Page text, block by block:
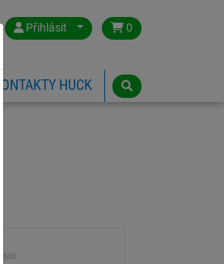
Přihlásit 0
KONTAKTY HUCK